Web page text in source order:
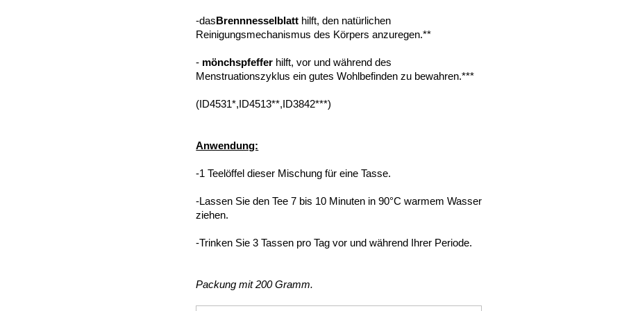
-dasBrennnesselblatt hilft, den natürlichen
Reinigungsmechanismus des Körpers anzuregen.**
- mönchspfeffer hilft, vor und während des
Menstruationszyklus ein gutes Wohlbefinden zu bewahren.***
(ID4531*,ID4513**,ID3842***)
Anwendung:
-1 Teelöffel dieser Mischung für eine Tasse.
-Lassen Sie den Tee 7 bis 10 Minuten in 90°C warmem Wasser
ziehen.
-Trinken Sie 3 Tassen pro Tag vor und während Ihrer Periode.
Packung mit 200 Gramm.